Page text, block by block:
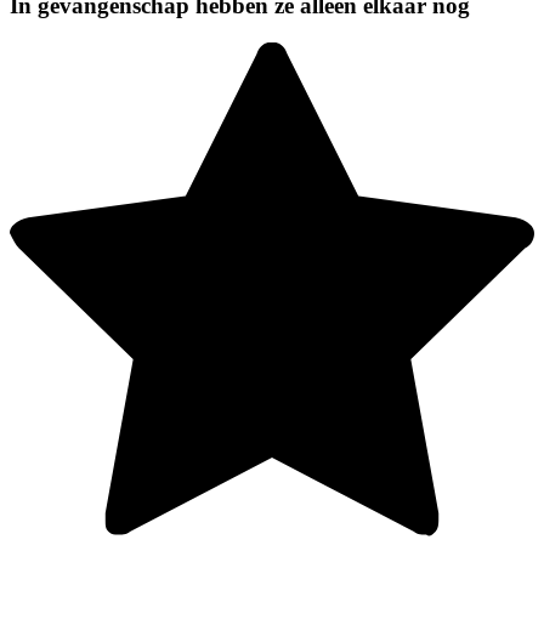
In gevangenschap hebben ze alleen elkaar nog